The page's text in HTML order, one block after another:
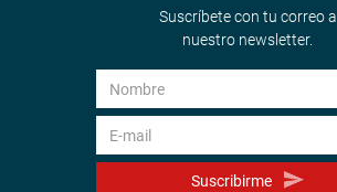
Suscríbete con tu correo a
nuestro newsletter.
Suscribirme